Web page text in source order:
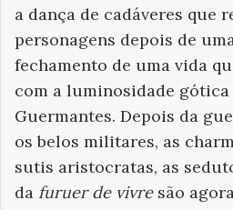
a dança de cadáveres que
personagens depois de
fechamento de uma vida
com a luminosidade gótica
Guermantes. Depois da
os belos militares, as
sutis aristocratas, as
da furuer de vivre são